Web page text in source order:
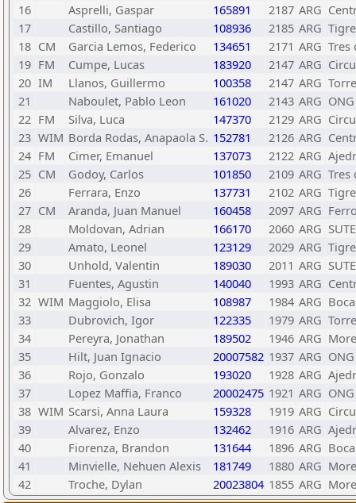
16
Asprelli, Gaspar 165891 2187 ARG
17
Castillo, Santiago 108936 2185 ARG Tigre
18 CM Garcia Lemos, Federico 134651 2171 ARG Tres
19 FM Cumpe, Lucas 183920 2147 ARG
20 IM Llanos, Guillermo 100358 2147 ARG
21
Naboulet, Pablo Leon 161020 2143 ARG
22 FM Silva, Luca 147370 2129 ARG
23 WIM Borda Rodas, Anapaola S. 152781 2126 ARG
24 FM Cimer, Emanuel 137073 2122 ARG
25 CM Godoy, Carlos 101850 2109 ARG Tres
26
Ferrara, Enzo 137731 2102 ARG Tigre
27 CM Aranda, Juan Manuel 160458 2097 ARG
28
Moldovan, Adrian 166170 2060 ARG
29
Amato, Leonel 123129 2029 ARG Tigre
30
Unhold, Valentin 189030 2011 ARG
31
Fuentes, Agustin 140040 1993 ARG
32 WIM Maggiolo, Elisa 108987 1984 ARG
33
Dubrovich, Igor 122335 1979 ARG
34
Pereyra, Jonathan 189502 1946 ARG
35
Hilt, Juan Ignacio 20007582 1937 ARG
36
Rojo, Gonzalo 193020 1928 ARG
37
Lopez Maffia, Franco 20002475 1921 ARG
38 WIM Scarsi, Anna Laura 159328 1919 ARG
39
Alvarez, Enzo 132462 1916 ARG
40
Fiorenza, Brandon 131644 1896 ARG
41
Minvielle, Nehuen Alexis 181749 1880 ARG
42
Troche, Dylan 20023804 1855 ARG